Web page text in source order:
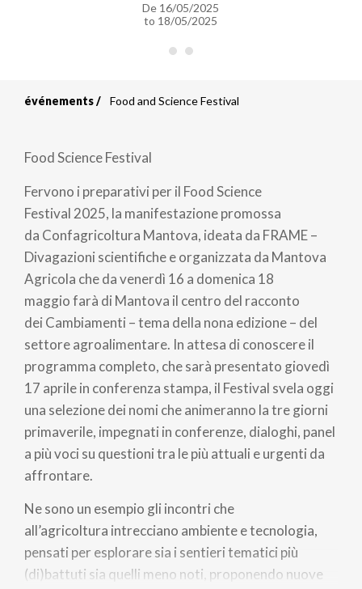
De 16/05/2025
to 18/05/2025
d'Ariane
événements Food and Science Festival
Food Science Festival
Fervono i preparativi per il Food Science
Festival 2025, la manifestazione promossa
da Confagricoltura Mantova, ideata da FRAME –
Divagazioni scientifiche e organizzata da Mantova
Agricola che da venerdì 16 a domenica 18
maggio farà di Mantova il centro del racconto
dei Cambiamenti – tema della nona edizione – del
settore agroalimentare. In attesa di conoscere il
programma completo, che sarà presentato giovedì
17 aprile in conferenza stampa, il Festival svela oggi
una selezione dei nomi che animeranno la tre giorni
primaverile, impegnati in conferenze, dialoghi, panel
a più voci su questioni tra le più attuali e urgenti da
affrontare.
Ne sono un esempio gli incontri che
all’agricoltura intrecciano ambiente e tecnologia,
pensati per esplorare sia i sentieri tematici più
(di)battuti sia quelli meno noti, proponendo nuove